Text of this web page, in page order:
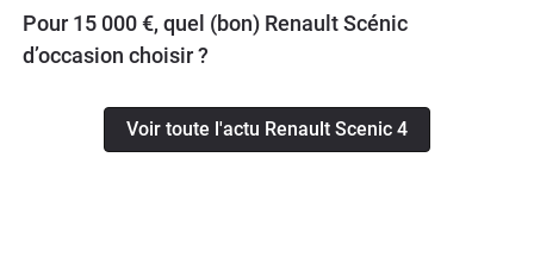
Pour 15 000 €, quel (bon) Renault Scénic
d’occasion choisir ?
Voir toute l'actu Renault Scenic 4